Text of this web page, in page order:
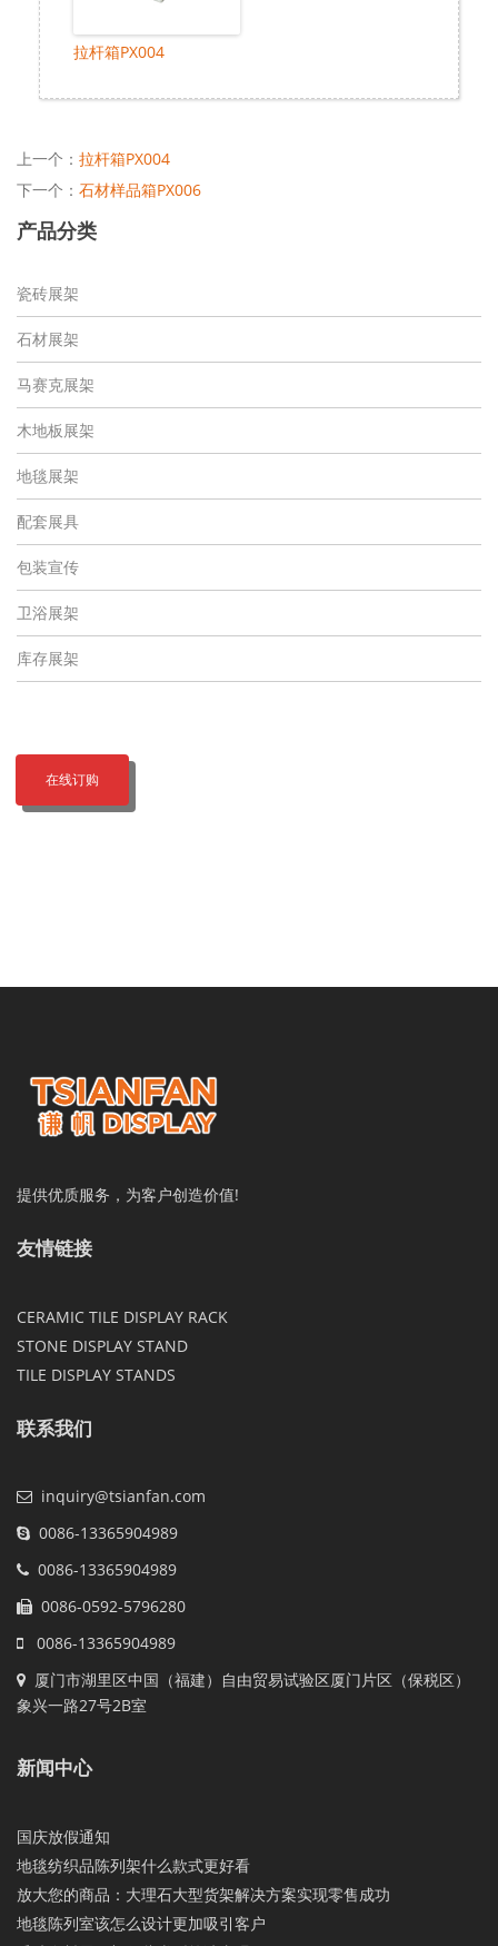
拉杆箱PX004
上一个： 拉杆箱PX004
下一个： 石材样品箱PX006
产品分类
瓷砖展架
石材展架
马赛克展架
木地板展架
地毯展架
配套展具
包装宣传
卫浴展架
库存展架
在线订购
提供优质服务，为客户创造价值!
友情链接
CERAMIC TILE DISPLAY RACK
STONE DISPLAY STAND
TILE DISPLAY STANDS
联系我们
inquiry@tsianfan.com
0086-13365904989
0086-13365904989
0086-0592-5796280
0086-13365904989
厦门市湖里区中国（福建）自由贸易试验区厦门片区（保税区）
象兴一路27号2B室
新闻中心
国庆放假通知
地毯纺织品陈列架什么款式更好看
放大您的商品：大理石大型货架解决方案实现零售成功
地毯陈列室该怎么设计更加吸引客户